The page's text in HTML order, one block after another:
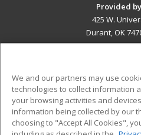
Provided
425 W.
Durant, OK
ADDITIONAL
Military
Financial Assistance
We and our partners may use
technologies to collect information
your browsing activities and
information being collected by our
choosing to "Accept All Cookies",